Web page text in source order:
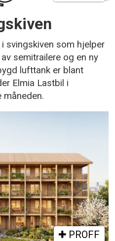
svingskiven som hjelper
semitrailere og en ny
lufttank er blant
Elmia Lastbil i
måneden.
PROFF